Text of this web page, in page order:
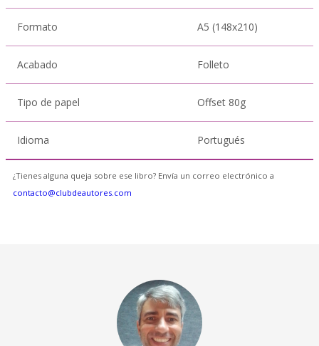
Formato A5 (148x210)
Acabado Folleto
Tipo de papel Offset 80g
Idioma Portugués
¿Tienes alguna queja sobre ese libro? Envía un correo electrónico a
contacto@clubdeautores.com